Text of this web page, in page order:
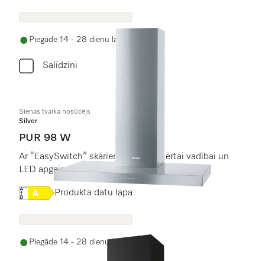
Piegāde 14 - 28 dienu laikā
Salīdzini
Sienas tvaika nosūcējs
Silver
PUR 98 W
Ar “EasySwitch” skārientaustiņiem ērtai vadībai un
LED apgaismojumu
Online Label Flag, Energoefektivitātes etiķete
Produkta datu lapa
Piegāde 14 - 28 dienu laikā